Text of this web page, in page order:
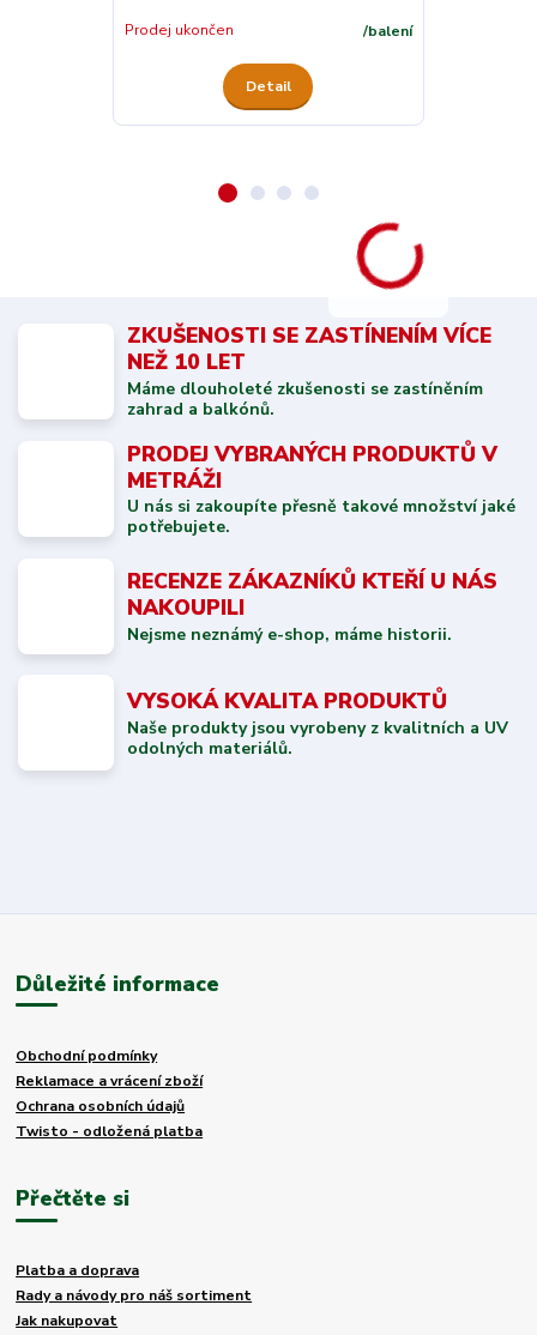
/balení
Prodej ukončen
Detail
ZKUŠENOSTI SE ZASTÍNENÍM VÍCE
NEŽ 10 LET
Máme dlouholeté zkušenosti se zastíněním
zahrad a balkónů.
PRODEJ VYBRANÝCH PRODUKTŮ V
METRÁŽI
U nás si zakoupíte přesně takové množství jaké
potřebujete.
RECENZE ZÁKAZNÍKŮ KTEŘÍ U NÁS
NAKOUPILI
Nejsme neznámý e-shop, máme historii.
VYSOKÁ KVALITA PRODUKTŮ
Naše produkty jsou vyrobeny z kvalitních a UV
odolných materiálů.
Důležité informace
Obchodní podmínky
Reklamace a vrácení zboží
Ochrana osobních údajů
Twisto - odložená platba
Přečtěte si
Platba a doprava
Rady a návody pro náš sortiment
Jak nakupovat